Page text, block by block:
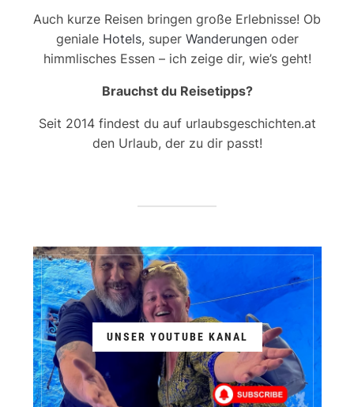
Auch kurze Reisen bringen große Erlebnisse! Ob
geniale Hotels, super Wanderungenoder
himmlisches Essen – ich zeige dir, wie’s geht!
Brauchst du Reisetipps?
Seit 2014 findest du auf urlaubsgeschichten.at
den Urlaub, der zu dir passt!
UNSER YOUTUBE KANAL